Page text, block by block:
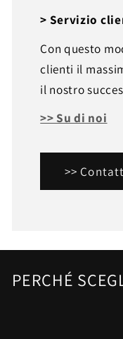
> Servizio
Con questo
clienti il
il nostro
>> Su di noi
>>
PERCHÉ